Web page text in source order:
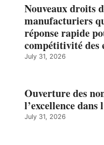
Nouveaux droits
manufacturiers
réponse rapide
compétitivité des
July 31, 2026
Ouverture des
l’excellence dans
July 31, 2026